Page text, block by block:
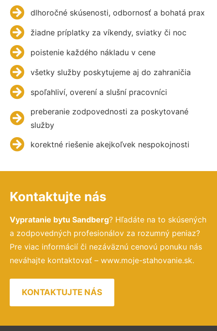
dlhoročné skúsenosti, odbornosť a bohatá prax
žiadne príplatky za víkendy, sviatky či noc
poistenie každého nákladu v cene
všetky služby poskytujeme aj do zahraničia
spoľahliví, overení a slušní pracovníci
preberanie zodpovednosti za poskytované
služby
korektné riešenie akejkoľvek nespokojnosti
Kontaktujte nás
Vypratanie bytu Sandberg? Hľadáte na to skúsených
a zodpovedných profesionálov za rozumný peniaz?
Pre viac informácií či nezáväznú cenovú ponuku nás
neváhajte kontaktovať – www.moje-stahovanie.sk.
KONTAKTUJTE NÁS